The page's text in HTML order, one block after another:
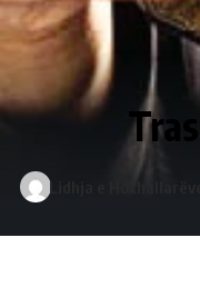
Lidhja e Hoxhallarëve